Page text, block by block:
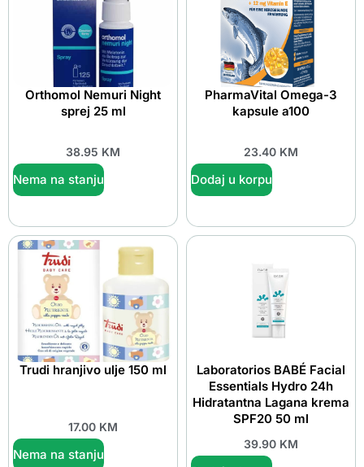
Orthomol Nemuri Night
sprej 25 ml
38.95 KM
Nema na stanju
PharmaVital Omega-3
kapsule a100
23.40 KM
Dodaj u korpu
Trudi hranjivo ulje 150 ml
17.00 KM
Nema na stanju
Laboratorios BABÉ Facial
Essentials Hydro 24h
Hidratantna Lagana krema
SPF20 50 ml
39.90 KM